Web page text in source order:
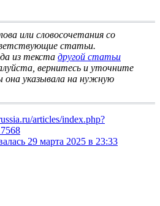
или словосочетания со
статьи.
из текста другой статьи
вернитесь и уточните
указывала на нужную
articles/index.php?
29 марта 2025 в 23:33